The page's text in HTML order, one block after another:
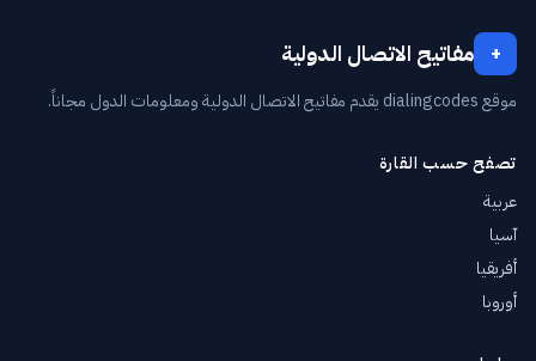
+ مفاتيح الاتصال الدولية
موقع dialingcodes يقدم مفاتيح الاتصال الدولية ومعلومات الدول مجاناً.
تصفح حسب القارة
عربية
آسيا
أفريقيا
أوروبا